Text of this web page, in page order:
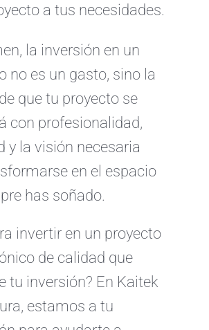
a tus necesidades.
la inversión en un
no es un gasto, sino la
que tu proyecto se
con profesionalidad,
y la visión necesaria
en el espacio
has soñado.
invertir en un proyecto
de calidad que
tu inversión? En Kaitek
estamos a tu